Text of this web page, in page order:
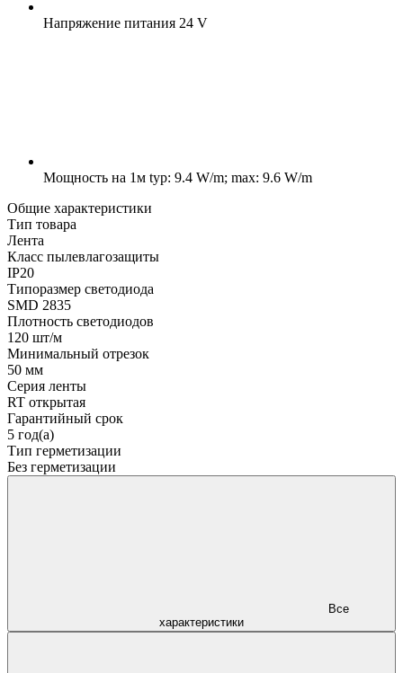
Напряжение питания 24 V
Мощность на 1м typ: 9.4 W/m; max: 9.6 W/m
Общие характеристики
Тип товара
Лента
Класс пылевлагозащиты
IP20
Типоразмер светодиода
SMD 2835
Плотность светодиодов
120 шт/м
Минимальный отрезок
50 мм
Серия ленты
RT открытая
Гарантийный срок
5 год(а)
Тип герметизации
Без герметизации
характеристики